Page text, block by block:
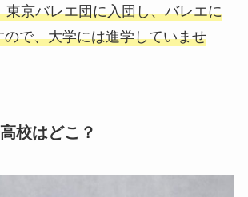
東京バレエ団に入団し、バレエに
で、大学には進学していませ
校はどこ？